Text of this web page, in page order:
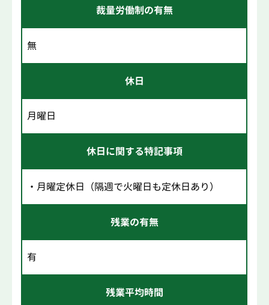
裁量労働制の有無
無
休日
月曜日
休日に関する特記事項
・月曜定休日（隔週で火曜日も定休日あり）
残業の有無
有
残業平均時間